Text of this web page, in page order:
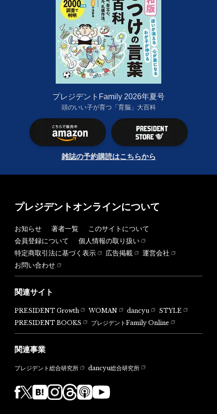
プレジデントFamily 2026年夏号
頭のいい子が育つ「育脳」大百科
雑誌の予約購読はこちらから
プレジデントオンラインについて
お知らせ 著者一覧
このサイトについて
会員登録について
個人情報の取り扱い
特定商取引法に基づく表示
広告掲載
運営会社
お問い合わせ
関連サイト
PRESIDENT Growth WOMAN dancyu
STYLE
PRESIDENT BOOKS
プレジデントFamily Online
関連事業
プレジデント総合研究所 dancyu総合研究所